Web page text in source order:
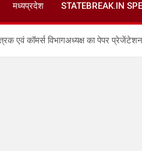
मध्यप्रदेश STATEBREAK.IN
एवं कॉमर्स विभागअध्यक्ष का पेपर